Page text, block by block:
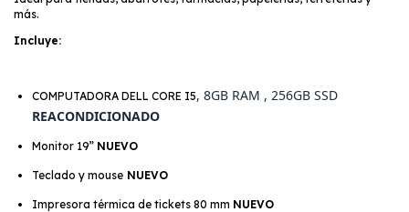
más.
Incluye:
COMPUTADORA DELL CORE I5, 8GB RAM , 256GB SSD
REACONDICIONADO
Monitor 19” NUEVO
Teclado y mouse NUEVO
Impresora térmica de tickets 80 mm NUEVO